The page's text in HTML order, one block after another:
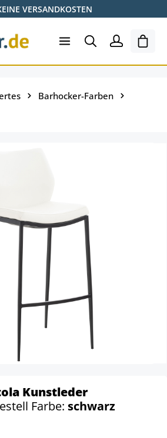
VERSANDKOSTEN
Barhocker-Farben
Kunstleder
Farbe: schwarz